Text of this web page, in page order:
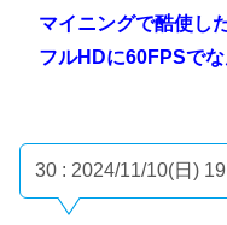
マイニングで酷使し
フルHDに60FPSで
30 : 2024/11/10(日)